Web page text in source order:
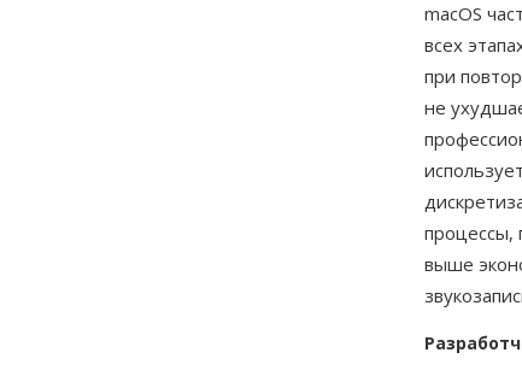
macOS
всех
при
не
процессы,
выше